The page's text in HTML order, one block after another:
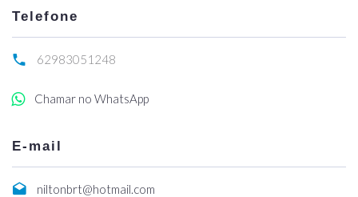
Telefone
62983051248
Chamar no WhatsApp
E-mail
niltonbrt@hotmail.com